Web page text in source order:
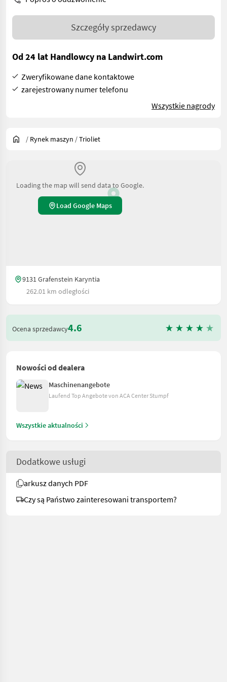
Szczegóły sprzedawcy
Od 24 lat Handlowcy na Landwirt.com
Zweryfikowane dane kontaktowe
zarejestrowany numer telefonu
Wszystkie nagrody
/ Rynek maszyn /Trioliet
Loading the map will send data to Google.
Load Google Maps
9131 Grafenstein Karyntia
262.01 km odległości
Ocena sprzedawcy4.6
Nowości od dealera
Maschinenangebote
Laufend Top Angebote von ACA Center Stumpf
Wszystkie aktualności
Dodatkowe usługi
arkusz danych PDF
Czy są Państwo zainteresowani transportem?